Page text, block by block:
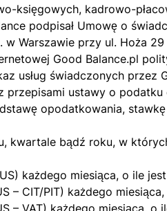
księgowych, kadrowo-
podpisał Umowę o
Warszawie przy ul. Hoża
Good Balance.pl
usług świadczonych
przepisami ustawy o
opodatkowania,
kwartale bądź roku, w
każdego miesiąca, o ile
– CIT/PIT) każdego
– VAT) każdego miesiąca,